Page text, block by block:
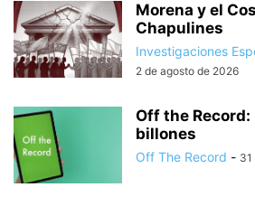
Morena y el
Chapulines
Investigaciones
2 de agosto de 2026
Off the Record:
billones
Off The Record -